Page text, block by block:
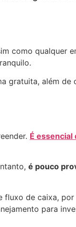
como qualquer
gratuita, além de
É essencial
é pouco
de caixa,
para